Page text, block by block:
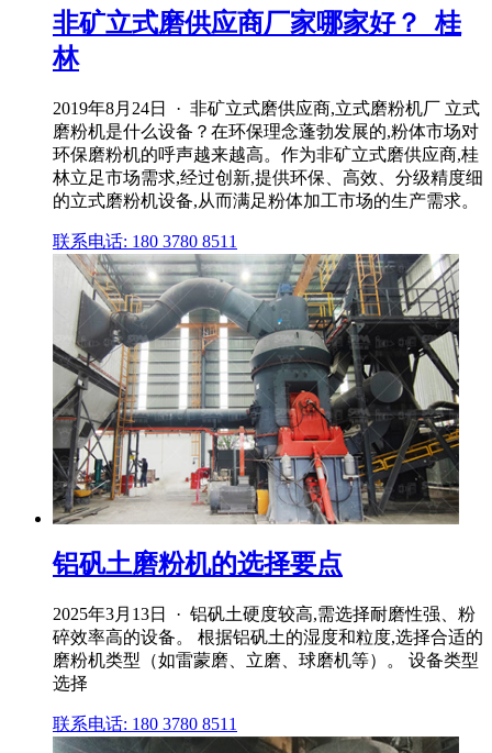
非矿立式磨供应商厂家哪家好？_桂
林
2019年8月24日 · 非矿立式磨供应商,立式磨粉机厂 立式
磨粉机是什么设备？在环保理念蓬勃发展的,粉体市场对
环保磨粉机的呼声越来越高。作为非矿立式磨供应商,桂
林立足市场需求,经过创新,提供环保、高效、分级精度细
的立式磨粉机设备,从而满足粉体加工市场的生产需求。
联系电话: 180 3780 8511
铝矾土磨粉机的选择要点
2025年3月13日 · 铝矾土硬度较高,需选择耐磨性强、粉
碎效率高的设备。 根据铝矾土的湿度和粒度,选择合适的
磨粉机类型（如雷蒙磨、立磨、球磨机等）。 设备类型
选择
联系电话: 180 3780 8511